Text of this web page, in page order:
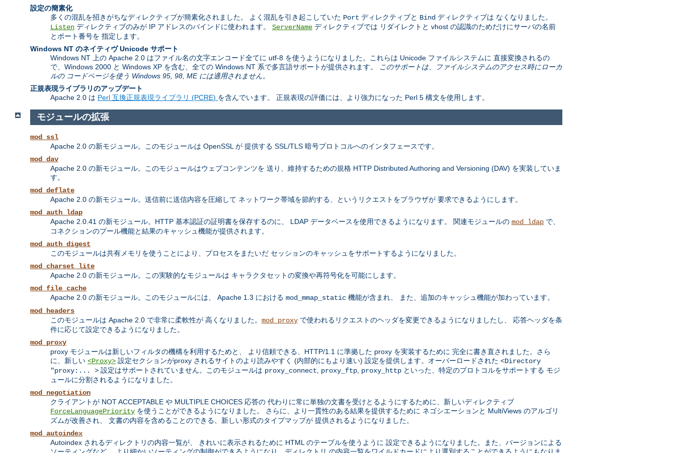
設定の簡素化
多くの混乱を招きがちなディレクティブが簡素化されました。 よく混乱を引き起こしていた Port ディレクティブと Bind ディレクティブは なくなりました。
Listen ディレクティブのみが IP アドレスのバインドに使われます。 ServerName ディレクティブでは リダイレクトと vhost の認識のためだけにサーバの名前
とポート番号を 指定します。
Windows NT のネイティヴ Unicode サポート
Windows NT 上の Apache 2.0 はファイル名の文字エンコード全てに utf-8 を使うようになりました。これらは Unicode ファイルシステムに 直接変換されるの
で、Windows 2000 と Windows XP を含む、全ての Windows NT 系で多言語サポートが提供されます。
このサポートは、ファイルシステムのアクセス時にローカ
ルの コードページを使う Windows 95, 98, ME には適用されません。
正規表現ライブラリのアップデート
Apache 2.0 は Perl 互換正規表現ライブラリ (PCRE) を含んでいます。 正規表現の評価には、より強力になった Perl 5 構文を使用します。
モジュールの拡張
mod_ssl
Apache 2.0 の新モジュール。このモジュールは OpenSSL が 提供する SSL/TLS 暗号プロトコルへのインタフェースです。
mod_dav
Apache 2.0 の新モジュール。このモジュールはウェブコンテンツを 送り、維持するための規格 HTTP Distributed Authoring and Versioning (DAV) を実装していま
す。
mod_deflate
Apache 2.0 の新モジュール。送信前に送信内容を圧縮して ネットワーク帯域を節約する、というリクエストをブラウザが 要求できるようにします。
mod_auth_ldap
Apache 2.0.41 の新モジュール。HTTP 基本認証の証明書を保存するのに、 LDAP データベースを使用できるようになります。 関連モジュールの mod_ldap で、
コネクションのプール機能と結果のキャッシュ機能が提供されます。
mod_auth_digest
このモジュールは共有メモリを使うことにより、プロセスをまたいだ セッションのキャッシュをサポートするようになりました。
mod_charset_lite
Apache 2.0 の新モジュール。この実験的なモジュールは キャラクタセットの変換や再符号化を可能にします。
mod_file_cache
Apache 2.0 の新モジュール。このモジュールには、 Apache 1.3 における mod_mmap_static 機能が含まれ、 また、追加のキャッシュ機能が加わっています。
mod_headers
このモジュールは Apache 2.0 で非常に柔軟性が 高くなりました。 mod_proxy で使われるリクエストのヘッダを変更できるようになりましたし、 応答ヘッダを条
件に応じて設定できるようになりました。
mod_proxy
proxy モジュールは新しいフィルタの機構を利用するためと、 より信頼できる、HTTP/1.1 に準拠した proxy を実装するために 完全に書き直されました。さら
に、新しい <Proxy> 設定セクションがproxy されるサイトのより読みやすく (内部的にもより速い) 設定を提供します。オーバーロードされた <Directory
"proxy:... > 設定はサポートされていません。このモジュールは proxy_connect proxy_ftp proxy_http といった、特定のプロトコルをサポートする モジ
ュールに分割されるようになりました。
mod_negotiation
クライアントが NOT ACCEPTABLE や MULTIPLE CHOICES 応答の 代わりに常に単独の文書を受けとるようにするために、新しいディレクティブ
ForceLanguagePriority を使うことができるようになりました。 さらに、より一貫性のある結果を提供するために ネゴシエーションと MultiViews のアルゴリ
ズムが改善され、 文書の内容を含めることのできる、新しい形式のタイプマップが 提供されるようになりました。
mod_autoindex
Autoindex されるディレクトリの内容一覧が、 きれいに表示されるために HTML のテーブルを使うように 設定できるようになりました。また、バージョンによる